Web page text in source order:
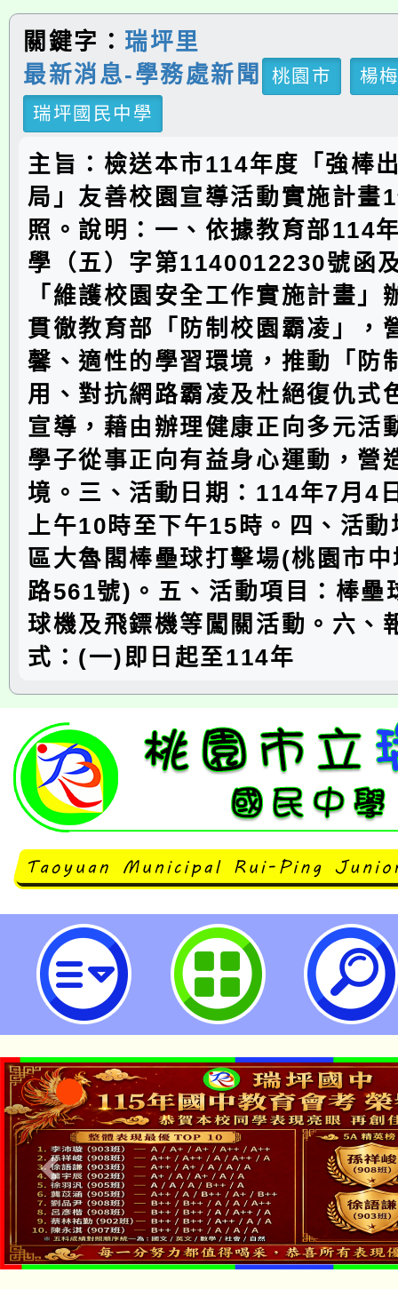
關鍵字： 瑞坪里
最新消息-學務處新聞
桃園市
楊
瑞坪國民中學
主旨：檢送本市114年度「強棒
局」友善校園宣導活動實施計畫
照。說明：一、依據教育部114
學（五）字第1140012230號函
「維護校園安全工作實施計畫」
貫徹教育部「防制校園霸凌」，
馨、適性的學習環境，推動「防
用、對抗網路霸凌及杜絕復仇式
宣導，藉由辦理健康正向多元活
學子從事正向有益身心運動，營
境。三、活動日期：114年7月4
上午10時至下午15時。四、活動
區大魯閣棒壘球打擊場(桃園市
路561號)。五、活動項目：棒壘
球機及飛鏢機等闖關活動。六、
式：(一)即日起至114年
本市114年度「強棒出擊、霸凌出
導活動實施計畫-桃園市立瑞坪國民
公告本校115學年度第
代理(課)教師甄選結果
「本色祭」8/29、30在